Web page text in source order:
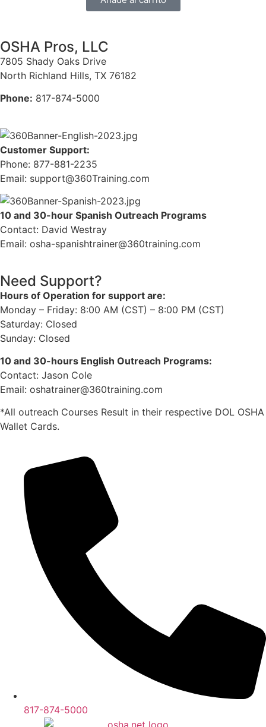
OSHA Pros, LLC
7805 Shady Oaks Drive
North Richland Hills, TX 76182
Phone: 817-874-5000
Customer Support:
Phone: 877-881-2235
Email: support@360Training.com
10 and 30-hour Spanish Outreach Programs
Contact: David Westray
Email: osha-spanishtrainer@360training.com
Need Support?
Hours of Operation for support are:
Monday – Friday: 8:00 AM (CST) – 8:00 PM (CST)
Saturday: Closed
Sunday: Closed
10 and 30-hours English Outreach Programs:
Contact: Jason Cole
Email: oshatrainer@360training.com
*All outreach Courses Result in their respective DOL OSHA
Wallet Cards.
817-874-5000